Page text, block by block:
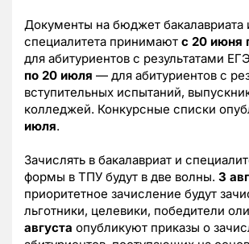
Документы на бюджет бакалавриата
специалитета принимают с 20 июня
для абитуриентов с результатами
по 20 июля — для абитуриентов с
вступительных испытаний,
колледжей. Конкурсные списки
июля.
Зачислять в бакалавриат и
формы в ТПУ будут в две волны. 3
приоритетное зачисление будут
льготники, целевики, победители
августа опубликуют приказы о